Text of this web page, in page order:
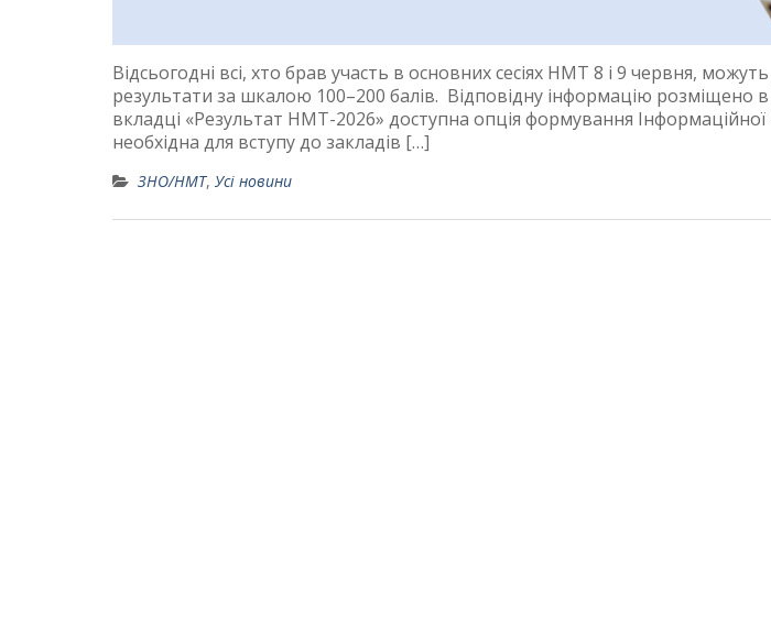
Відсьогодні всі, хто брав участь в основних сесіях НМТ 8 і 9 червня, можуть
результати за шкалою 100–200 балів. Відповідну інформацію розміщено
вкладці «Результат НМТ-2026» доступна опція формування
необхідна для вступу до закладів […]
ЗНО/НМТ, Усі новини